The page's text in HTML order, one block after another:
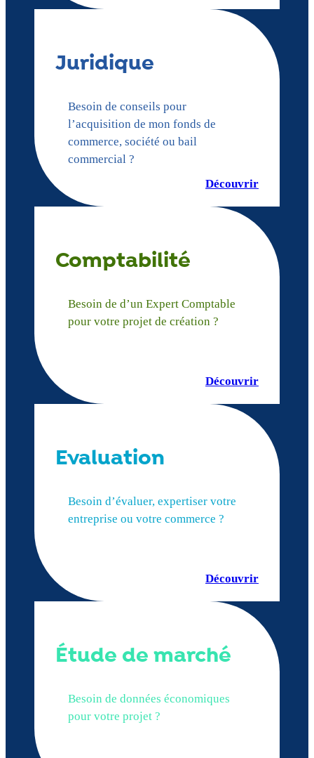
Juridique
Besoin de conseils pour
l’acquisition de mon fonds de
commerce, société ou bail
commercial ?
Découvrir
Comptabilité
Besoin de d’un Expert Comptable
pour votre projet de création ?
Découvrir
Evaluation
Besoin d’évaluer, expertiser votre
entreprise ou votre commerce ?
Découvrir
Étude de marché
Besoin de données économiques
pour votre projet ?